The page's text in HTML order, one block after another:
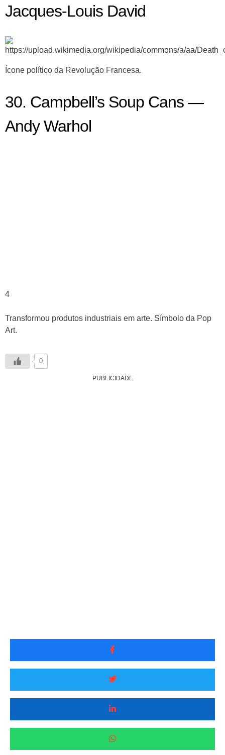
Jacques-Louis David
Ícone político da Revolução Francesa.
30. Campbell’s Soup Cans —
Andy Warhol
4
Transformou produtos industriais em arte. Símbolo da Pop
Art.
0
PUBLICIDADE